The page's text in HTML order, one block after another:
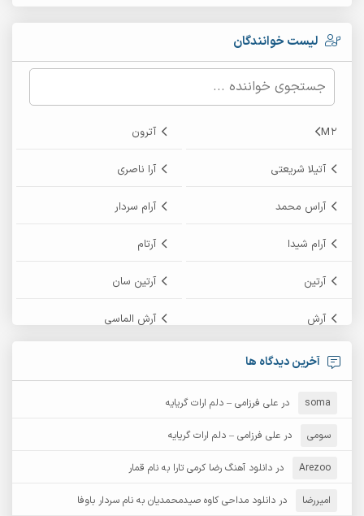
لیست خوانندگان
M2 آترون
آتیلا شریعتی آرا ناصری
آراس محمد آرام سردار
آرام شیدا آرتام
آرتین آرتین سان
آرش آرش الماسی
آرش امامی
آرش دی جی 2
آرش عثمان
آرش مبهم آرش مستشیری
آرش مهرابی آرش نظری
آخرین دیدگاه ها
soma در علی فرزامی – دلم ارات گریایه
سومی در علی فرزامی – دلم ارات گریایه
Arezoo در دانلود آهنگ رضا کرمی تارا به نام قمار
امیررضا در دانلود مداحی کاوه صیدمحمدیان به نام سردار باوفا